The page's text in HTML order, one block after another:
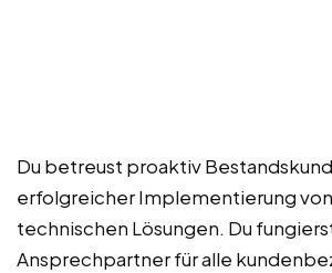
Du betreust proaktiv
erfolgreicher Implementierung
technischen Lösungen. Du
Ansprechpartner für alle